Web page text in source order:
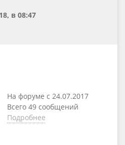
в 08:47
На форуме с 24.07.2017
Всего 49 сообщений
Подробнее